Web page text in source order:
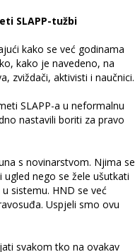
SLAPP-tužbi
kako se već godinama
kako je navedeno, na
zviždači, aktivisti i naučnici.
SLAPP-a u neformalnu
nastavili boriti za pravo
s novinarstvom. Njima se
nego se žele ušutkati
sistemu. HND se već
Uspjeli smo ovu
svakom tko na ovakav